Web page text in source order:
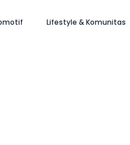
Lifestyle & Komunitas